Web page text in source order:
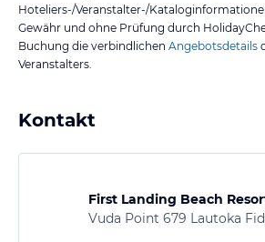
Hoteliers-/Veranstalter-/
Gewähr und ohne Prüfung durch
Buchung die verbindlichen Angebotsdetails
Veranstalters.
Kontakt
First Landing Beach
Vuda Point 679 Lautoka